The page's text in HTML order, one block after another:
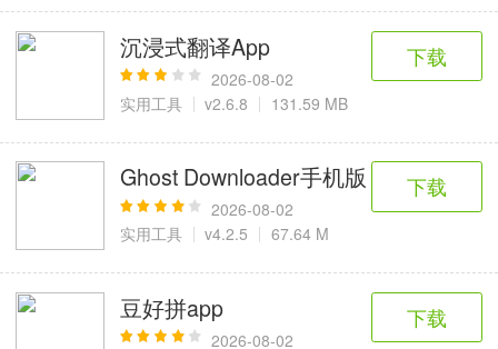
沉浸式翻译App
2026-08-02
实用工具
v2.6.8 131.59 MB
下载
Ghost Downloader手机版
2026-08-02
实用工具
v4.2.5 67.64 M
下载
豆好拼app
2026-08-02
下载